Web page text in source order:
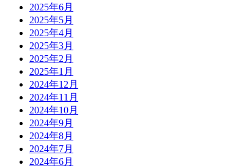
2025年6月
2025年5月
2025年4月
2025年3月
2025年2月
2025年1月
2024年12月
2024年11月
2024年10月
2024年9月
2024年8月
2024年7月
2024年6月